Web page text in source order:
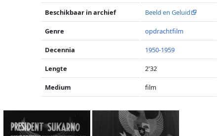
Beschikbaar in archief Beeld en Geluid
Genre opdrachtfilm
Decennia 1950-1959
Lengte 2'32
Medium film